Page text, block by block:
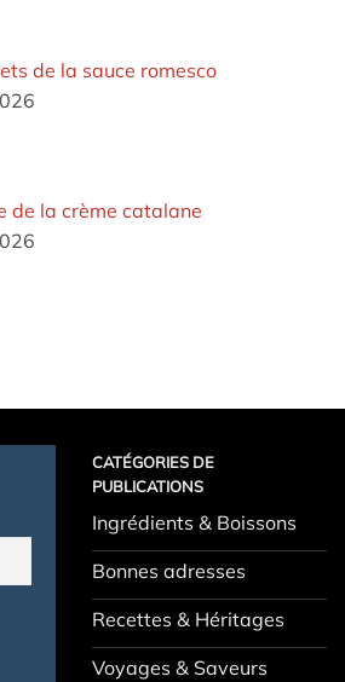
de la sauce romesco
de la crème catalane
CATÉGORIES DE
PUBLICATIONS
Ingrédients & Boissons
Bonnes adresses
Recettes & Héritages
Voyages & Saveurs